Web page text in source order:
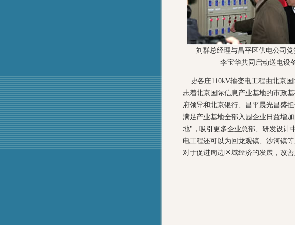
刘群总经理与昌平区供电公司
李宝华共同启动送电设
史各庄110kV输变电工程由北京国
志着北京国际信息产业基地的市政
府领导和北京银行、昌平晨光昌盛
满足产业基地全部入园企业日益增
地"，吸引更多企业总部、研发设计
电工程还可以为回龙观镇、沙河镇
对于促进周边区域经济的发展，改